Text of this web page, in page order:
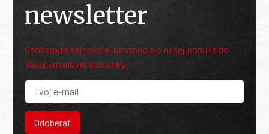
newsletter
Odoberajte najnovšie informácie o našej ponuke do
Vašej emailovej schránky.
Odoberať